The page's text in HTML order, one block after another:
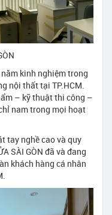
năm kinh nghiệm trong
nội thất tại TP.HCM.
– kỹ thuật thi công –
nam trong mọi hoạt
tay nghề cao và quy
SÀI GÒN đã và đang
khách hàng cá nhân